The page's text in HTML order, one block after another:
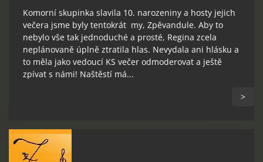
Komorní skupinka slavila 10. narozeniny a hosty jejich
večera jsme byly tentokrát my, Zpěvandule. Aby to
nebylo vše tak jednoduché a prosté, Regina zcela
neplánovaně úplně ztratila hlas. Nevydala ani hlásku a
to měla jako vedoucí KS večer odmoderovat a ještě
zpívat s námi! Naštěstí má...
>